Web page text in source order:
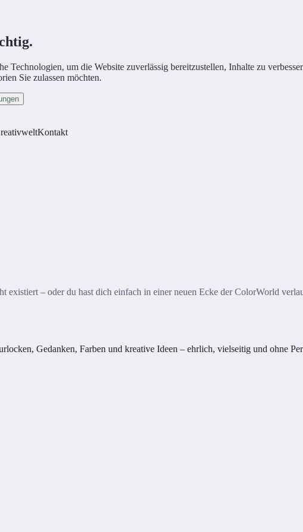
Technologien, um die Website zuverlässig bereitzustellen, Inhalte zu
Sie zulassen möchten.
Kontakt
existiert – oder du hast dich einfach in einer neuen Ecke der ColorWorld
Gedanken, Farben und kreative Ideen – ehrlich, vielseitig und ohne